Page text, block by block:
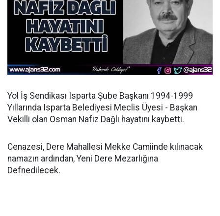
Yol İş Sendikası Isparta Şube Başkanı 1994-1999
Yıllarında Isparta Belediyesi Meclis Üyesi - Başkan
Vekilli olan Osman Nafiz Dağlı hayatını kaybetti.
Cenazesi, Dere Mahallesi Mekke Camiinde kılınacak
namazın ardından, Yeni Dere Mezarlığına
Defnedilecek.